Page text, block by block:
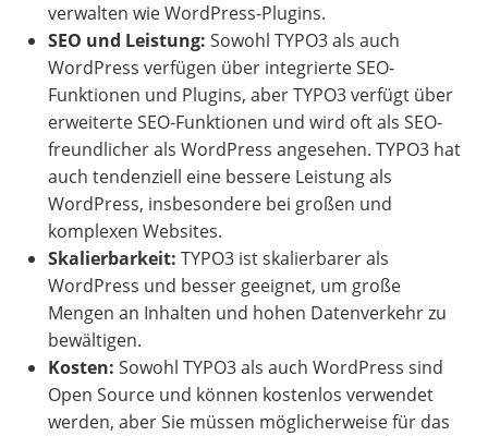
verwalten wie WordPress-Plugins.
SEO und Leistung: Sowohl TYPO3 als auch
WordPress verfügen über integrierte SEO-
Funktionen und Plugins, aber TYPO3 verfügt über
erweiterte SEO-Funktionen und wird oft als SEO-
freundlicher als WordPress angesehen. TYPO3 hat
auch tendenziell eine bessere Leistung als
WordPress, insbesondere bei großen und
komplexen Websites.
Skalierbarkeit: TYPO3 ist skalierbarer als
WordPress und besser geeignet, um große
Mengen an Inhalten und hohen Datenverkehr zu
bewältigen.
Kosten: Sowohl TYPO3 als auch WordPress sind
Open Source und können kostenlos verwendet
werden, aber Sie müssen möglicherweise für das